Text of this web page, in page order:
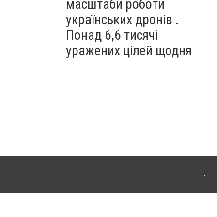
масштаби роботи
українських дронів .
Понад 6,6 тисячі
уражених цілей щодня